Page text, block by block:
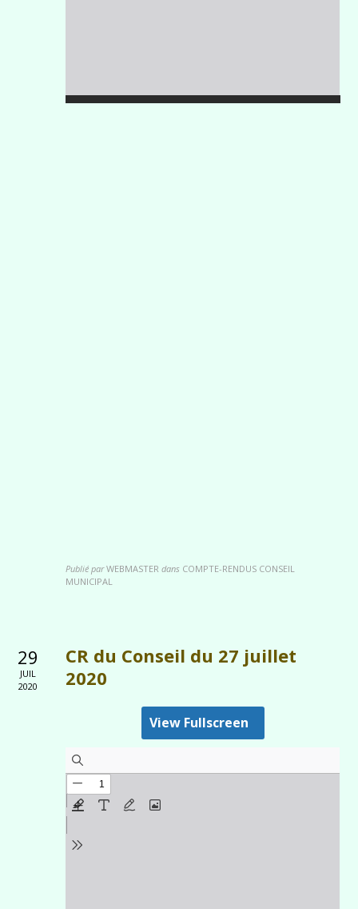
Publié par WEBMASTER dans COMPTE-RENDUS CONSEIL
MUNICIPAL
29
JUIL
2020
CR du Conseil du 27 juillet
2020
View Fullscreen